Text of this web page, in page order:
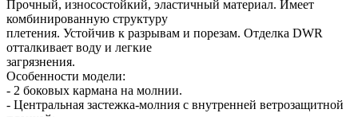
Прочный, износостойкий, эластичный материал. Имеет
комбинированную структуру
плетения. Устойчив к разрывам и порезам. Отделка DWR
отталкивает воду и легкие
загрязнения.
Особенности модели:
- 2 боковых кармана на молнии.
- Центральная застежка-молния с внутренней ветрозащитной